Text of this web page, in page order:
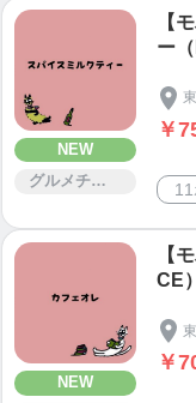
NEW
グルメチケット
【
ー（
￥
NEW
【
CE）
￥